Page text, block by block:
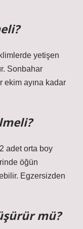
yetişen
Sonbahar
ekim ayına kadar
adet orta boy
öğün
Egzersizden
mü?